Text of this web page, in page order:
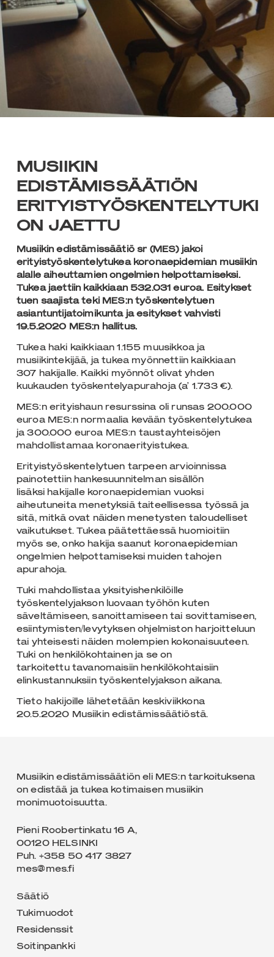
MUSIIKIN
EDISTÄMISSÄÄTIÖN
ERITYISTYÖSKENTELYTUKI
ON JAETTU
Musiikin edistämissäätiö sr (MES) jakoi
erityistyöskentelytukea koronaepidemian musiikin
alalle aiheuttamien ongelmien helpottamiseksi.
Tukea jaettiin kaikkiaan 532.031 euroa. Esitykset
tuen saajista teki MES:n työskentelytuen
asiantuntijatoimikunta ja esitykset vahvisti
19.5.2020 MES:n hallitus.
Tukea haki kaikkiaan 1.155 muusikkoa ja
musiikintekijää, ja tukea myönnettiin kaikkiaan
307 hakijalle. Kaikki myönnöt olivat yhden
kuukauden työskentelyapurahoja (a’ 1.733 €).
MES:n erityishaun resurssina oli runsas 200.000
euroa MES:n normaalia kevään työskentelytukea
ja 300.000 euroa MES:n taustayhteisöjen
mahdollistamaa koronaerityistukea.
Erityistyöskentelytuen tarpeen arvioinnissa
painotettiin hankesuunnitelman sisällön
lisäksi hakijalle koronaepidemian vuoksi
aiheutuneita menetyksiä taiteellisessa työssä ja
sitä, mitkä ovat näiden menetysten taloudelliset
vaikutukset. Tukea päätettäessä huomioitiin
myös se, onko hakija saanut koronaepidemian
ongelmien helpottamiseksi muiden tahojen
apurahoja.
Tuki mahdollistaa yksityishenkilöille
työskentelyjakson luovaan työhön kuten
säveltämiseen, sanoittamiseen tai sovittamiseen,
esiintymisten/levytyksen ohjelmiston harjoitteluun
tai yhteisesti näiden molempien kokonaisuuteen.
Tuki on henkilökohtainen ja se on
tarkoitettu tavanomaisiin henkilökohtaisiin
elinkustannuksiin työskentelyjakson aikana.
Tieto hakijoille lähetetään keskiviikkona
20.5.2020 Musiikin edistämissäätiöstä.
Musiikin edistämissäätiön eli MES:n tarkoituksena
on edistää ja tukea kotimaisen musiikin
monimuotoisuutta.
Pieni Roobertinkatu 16 A,
00120 HELSINKI
Puh. +358 50 417 3827
mes@mes.fi
Säätiö
Tukimuodot
Residenssit
Soitinpankki